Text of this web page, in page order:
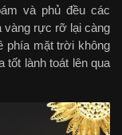
và phủ đều các
vàng rực rỡ lại càng
phía mặt trời không
tốt lành toát lên qua